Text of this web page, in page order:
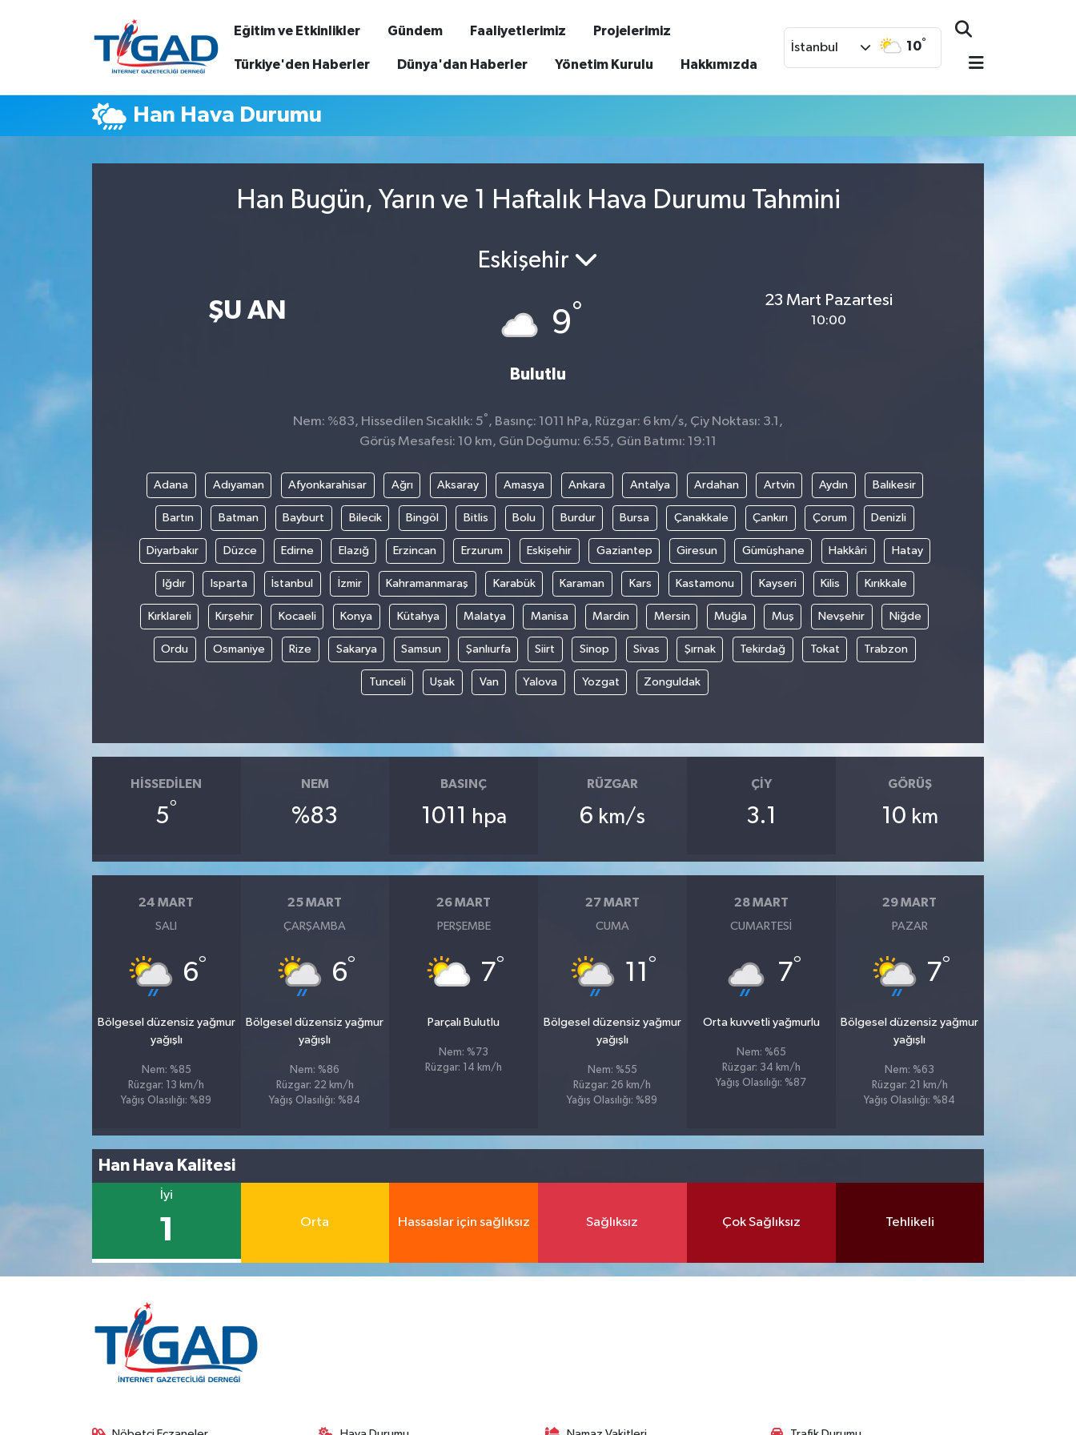
Eğitim ve Etkinlikler Gündem Faaliyetlerimiz Projelerimiz
Türkiye'den Haberler Dünya'dan Haberler Yönetim Kurulu Hakkımızda
İstanbul 10°
Han Hava Durumu
Han Bugün, Yarın ve 1 Haftalık Hava Durumu Tahmini
ŞU AN
Eskişehir
9°
Bulutlu
23 Mart Pazartesi
10:00
Nem: %83, Hissedilen Sıcaklık: 5° , Basınç: 1011 hPa, Rüzgar: 6 km/s, Çiy Noktası: 3.1,
Görüş Mesafesi: 10 km, Gün Doğumu: 6:55, Gün Batımı: 19:11
Adana Adıyaman Afyonkarahisar Ağrı Aksaray Amasya Ankara Antalya Ardahan Artvin Aydın Balıkesir
Bartın Batman Bayburt Bilecik Bingöl Bitlis Bolu Burdur Bursa Çanakkale Çankırı Çorum Denizli
Diyarbakır Düzce Edirne Elazığ Erzincan Erzurum Eskişehir Gaziantep Giresun Gümüşhane Hakkâri Hatay
Iğdır Isparta İstanbul İzmir Kahramanmaraş Karabük Karaman Kars Kastamonu Kayseri Kilis Kırıkkale
Kırklareli Kırşehir Kocaeli Konya Kütahya Malatya Manisa Mardin Mersin Muğla Muş Nevşehir Niğde
Ordu Osmaniye Rize Sakarya Samsun Şanlıurfa Siirt Sinop Sivas Şırnak Tekirdağ Tokat Trabzon
Tunceli Uşak Van Yalova Yozgat Zonguldak
HISSEDILEN
5°
NEM
%83
BASINÇ
1011 hpa
RÜZGAR
6 km/s
ÇIY
3.1
GÖRÜŞ
10 km
24 MART
SALI
6°
Bölgesel düzensiz yağmur
yağışlı
Nem: %85
Rüzgar: 13 km/h
Yağış Olasılığı: %89
25 MART
ÇARŞAMBA
6°
Bölgesel düzensiz yağmur
yağışlı
Nem: %86
Rüzgar: 22 km/h
Yağış Olasılığı: %84
26 MART
PERŞEMBE
7°
Parçalı Bulutlu
Nem: %73
Rüzgar: 14 km/h
27 MART
CUMA
11 °
Bölgesel düzensiz yağmur
yağışlı
Nem: %55
Rüzgar: 26 km/h
Yağış Olasılığı: %89
28 MART
CUMARTESI
7°
Orta kuvvetli yağmurlu
Nem: %65
Rüzgar: 34 km/h
Yağış Olasılığı: %87
29 MART
PAZAR
7°
Bölgesel düzensiz yağmur
yağışlı
Nem: %63
Rüzgar: 21 km/h
Yağış Olasılığı: %84
Han Hava Kalitesi
İyi
1 Orta Hassaslar için sağlıksız Sağlıksız Çok Sağlıksız Tehlikeli
Nöbetçi Eczaneler
Hava Durumu